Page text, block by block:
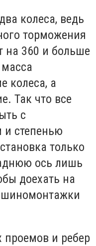
колеса, ведь
торможения
на 360 и больше
масса
колеса, а
Так что все
с
степенью
только
ось лишь
доехать на
шиномонтажки
и ребер